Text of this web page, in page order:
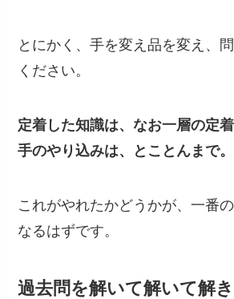
とにかく、手を変え品を変え、
ください。
定着した知識は、なお一層の定
手のやり込みは、とことんまで。
これがやれたかどうかが、一番
なるはずです。
過去問を解いて解いて解